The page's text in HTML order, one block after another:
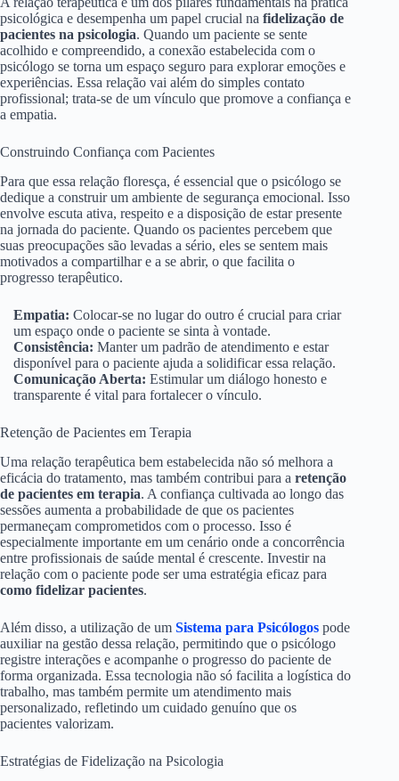
psicológica e desempenha um papel crucial na fidelização de
pacientes na psicologia. Quando um paciente se sente
acolhido e compreendido, a conexão estabelecida com o
psicólogo se torna um espaço seguro para explorar emoções e
experiências. Essa relação vai além do simples contato
profissional; trata-se de um vínculo que promove a confiança e
a empatia.
Construindo Confiança com Pacientes
Para que essa relação floresça, é essencial que o psicólogo se
dedique a construir um ambiente de segurança emocional. Isso
envolve escuta ativa, respeito e a disposição de estar presente
na jornada do paciente. Quando os pacientes percebem que
suas preocupações são levadas a sério, eles se sentem mais
motivados a compartilhar e a se abrir, o que facilita o
progresso terapêutico.
Empatia: Colocar-se no lugar do outro é crucial para criar
um espaço onde o paciente se sinta à vontade.
Consistência: Manter um padrão de atendimento e estar
disponível para o paciente ajuda a solidificar essa relação.
Comunicação Aberta: Estimular um diálogo honesto e
transparente é vital para fortalecer o vínculo.
Retenção de Pacientes em Terapia
Uma relação terapêutica bem estabelecida não só melhora a
eficácia do tratamento, mas também contribui para a retenção
de pacientes em terapia. A confiança cultivada ao longo das
sessões aumenta a probabilidade de que os pacientes
permaneçam comprometidos com o processo. Isso é
especialmente importante em um cenário onde a concorrência
entre profissionais de saúde mental é crescente. Investir na
relação com o paciente pode ser uma estratégia eficaz para
como fidelizar pacientes.
Além disso, a utilização de um Sistema para Psicólogos pode
auxiliar na gestão dessa relação, permitindo que o psicólogo
registre interações e acompanhe o progresso do paciente de
forma organizada. Essa tecnologia não só facilita a logística do
trabalho, mas também permite um atendimento mais
personalizado, refletindo um cuidado genuíno que os
pacientes valorizam.
Estratégias de Fidelização na Psicologia